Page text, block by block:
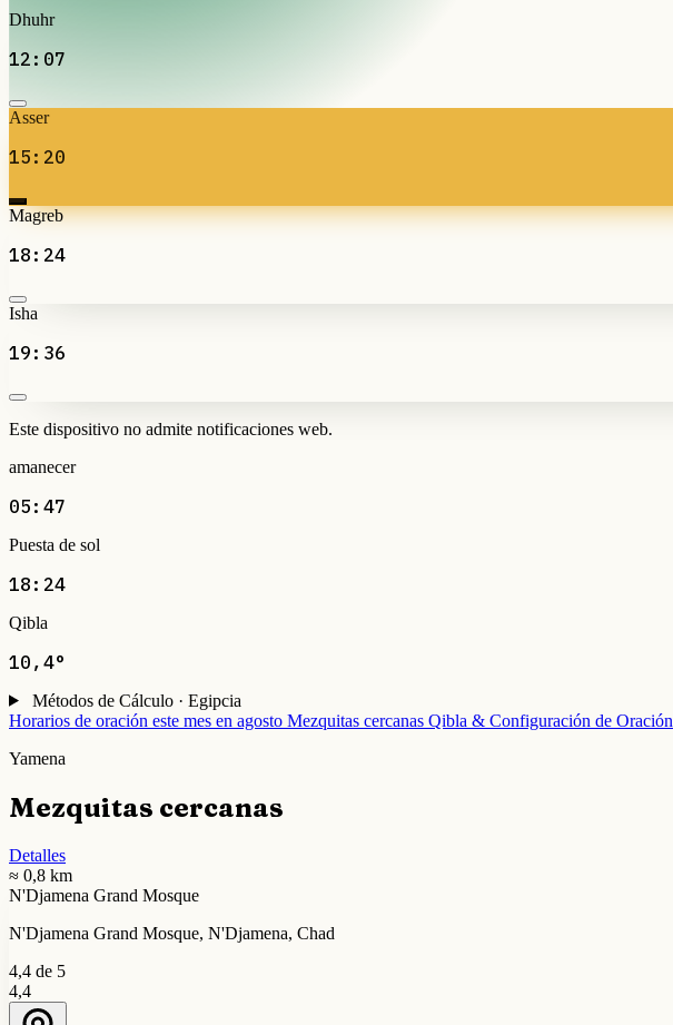
Dhuhr
12:07
Asser
15:20
Magreb
18:24
Isha
19:36
Este dispositivo no admite notificaciones web.
amanecer
05:47
Puesta de sol
18:24
Qibla
10,4°
Métodos de Cálculo · Egipcia
Horarios de oración este mes en agosto Mezquitas cercanas Qibla & Configuración de Oración
Yamena
Mezquitas cercanas
Detalles
≈ 0,8 km
N'Djamena Grand Mosque
N'Djamena Grand Mosque, N'Djamena, Chad
4,4 de 5
4,4